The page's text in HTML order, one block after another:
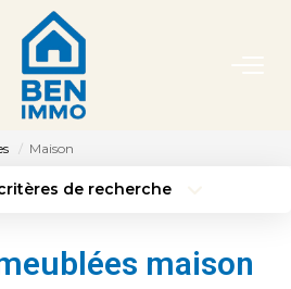
ACHETER
Maison
de recherche
Surface min maison